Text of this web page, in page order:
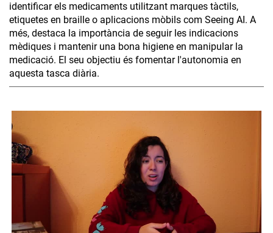
identificar els medicaments utilitzant marques tàctils,
etiquetes en braille o aplicacions mòbils com Seeing AI. A
més, destaca la importància de seguir les indicacions
mèdiques i mantenir una bona higiene en manipular la
medicació. El seu objectiu és fomentar l'autonomia en
aquesta tasca diària.